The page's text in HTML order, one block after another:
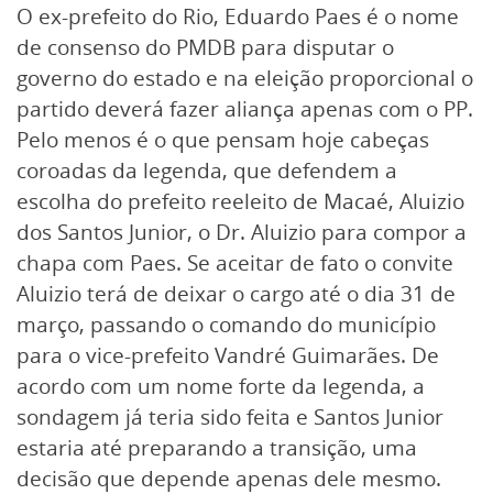
O ex-prefeito do Rio, Eduardo Paes é o nome
de consenso do PMDB para disputar o
governo do estado e na eleição proporcional o
partido deverá fazer aliança apenas com o PP.
Pelo menos é o que pensam hoje cabeças
coroadas da legenda, que defendem a
escolha do prefeito reeleito de Macaé, Aluizio
dos Santos Junior, o Dr. Aluizio para compor a
chapa com Paes. Se aceitar de fato o convite
Aluizio terá de deixar o cargo até o dia 31 de
março, passando o comando do município
para o vice-prefeito Vandré Guimarães. De
acordo com um nome forte da legenda, a
sondagem já teria sido feita e Santos Junior
estaria até preparando a transição, uma
decisão que depende apenas dele mesmo.